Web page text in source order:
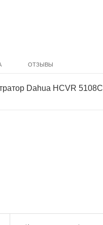
ОТЗЫВЫ
Dahua HCVR 5108C